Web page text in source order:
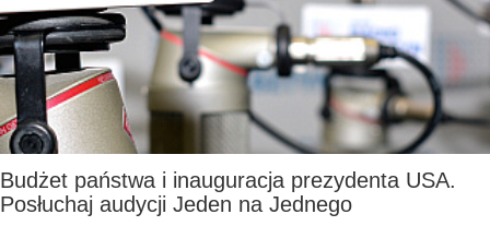
Budżet państwa i inauguracja prezydenta USA.
Posłuchaj audycji Jeden na Jednego